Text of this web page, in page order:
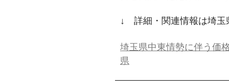
↓ 詳細・関連情報は埼玉
埼玉県中東情勢に伴う価
県